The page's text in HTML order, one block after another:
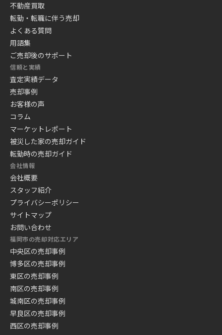
不動産買取
転勤・転職に伴う売却
よくある質問
用語集
ご売却後のサポート
信頼と実績
査定実績データ
売却事例
お客様の声
コラム
マーケットレポート
被災した家の売却ガイド
転勤時の売却ガイド
会社情報
会社概要
スタッフ紹介
プライバシーポリシー
サイトマップ
お問い合わせ
福岡市の売却対応エリア
中央区の売却事例
博多区の売却事例
東区の売却事例
南区の売却事例
城南区の売却事例
早良区の売却事例
西区の売却事例